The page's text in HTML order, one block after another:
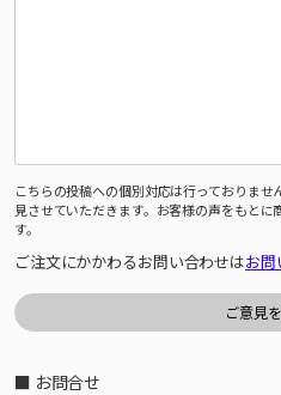
こちらの投稿への個別対応は行っておりま
見させていただきます。お客様の声をもとに
す。
ご注文にかかわるお問い合わせはお問
■ お問合せ